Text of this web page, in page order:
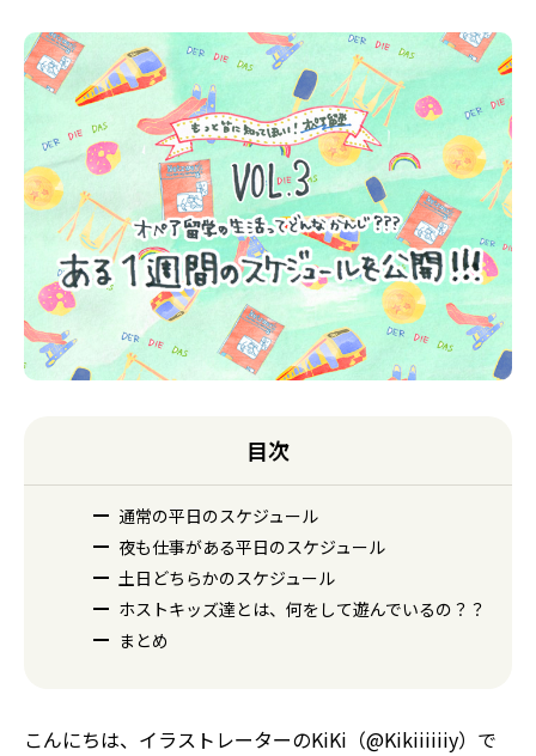
目次
通常の平日のスケジュール
夜も仕事がある平日のスケジュール
土日どちらかのスケジュール
ホストキッズ達とは、何をして遊んでいるの？？
まとめ
こんにちは、イラストレーターのKiKi（@Kikiiiiiiy）で